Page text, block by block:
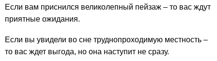
Если вам приснился великолепный пейзаж – то вас ждут
приятные ожидания.
Если вы увидели во сне труднопроходимую местность –
то вас ждет выгода, но она наступит не сразу.